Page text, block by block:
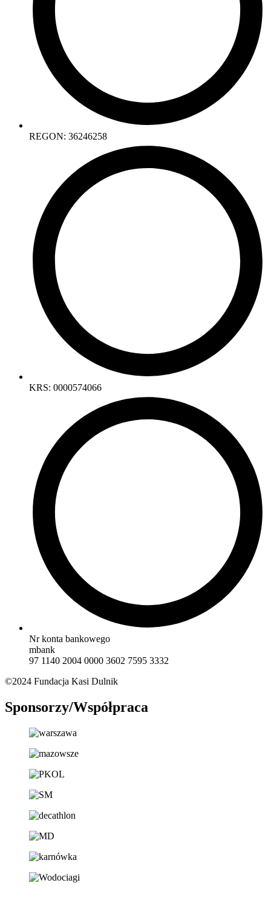
REGON: 36246258
KRS: 0000574066
Nr konta bankowego
mbank
97 1140 2004 0000 3602 7595 3332
©2024 Fundacja Kasi Dulnik
Sponsorzy/Współpraca